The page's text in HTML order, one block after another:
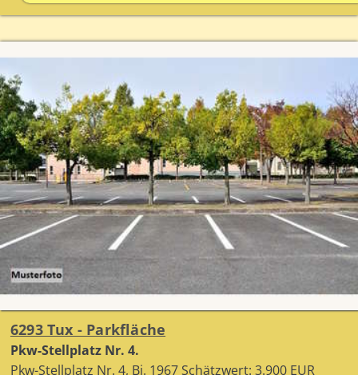
6293 Tux - Parkfläche
Pkw-Stellplatz Nr. 4.
Pkw-Stellplatz Nr. 4, Bj. 1967 Schätzwert: 3.900 EUR